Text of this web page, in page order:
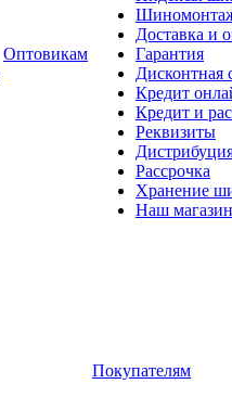
Оптовикам
Доставка и
Гарантия
Дисконтная
Кредит
Кредит и
Реквизиты
Рассрочка
Хранение
Наш
Покупателям